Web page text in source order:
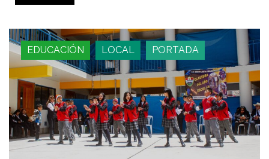
EDUCACIÓN LOCAL PORTADA